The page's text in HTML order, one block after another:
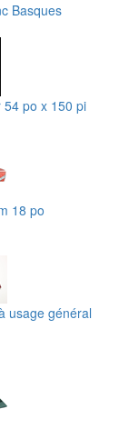
Basques
54 po x 150 pi
18 po
usage général